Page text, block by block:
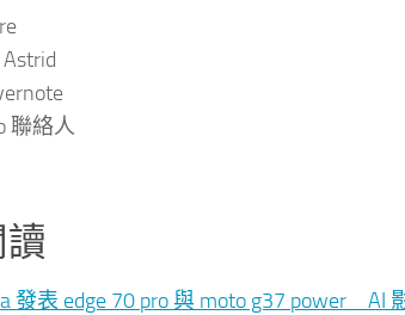
聯絡人
發表 edge 70 pro 與 moto g37 power AI